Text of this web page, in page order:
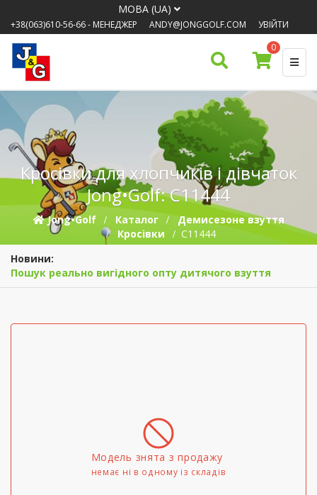
МОВА (UA)
+38(063)610-56-66- МЕНЕДЖЕР ANDY@JONGGOLF.COM
УВІЙТИ
0
Кросівки для хлопчиків і дівчаток
Jong•Golf: C11444
Jong•Golf Каталог
Демисезонe взуття
Кросівки
C11444
Новини:
Пошук реально вигідного опту дитячого взуття
Модель знята з продажу
немає ні в одному iз складів